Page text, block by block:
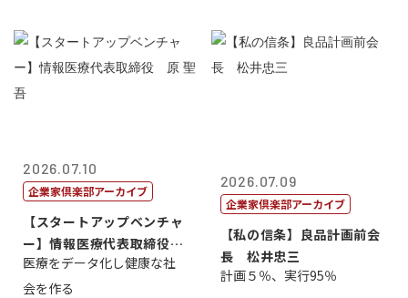
2026.07.10
企業家倶楽部アーカイブ
【スタートアップベンチャ
ー】情報医療代表取締役
原 聖吾
医療をデータ化し健康な社
会を作る
2026.07.09
企業家倶楽部アーカイブ
【私の信条】良品計画前会
長 松井忠三
計画５％、実行95％